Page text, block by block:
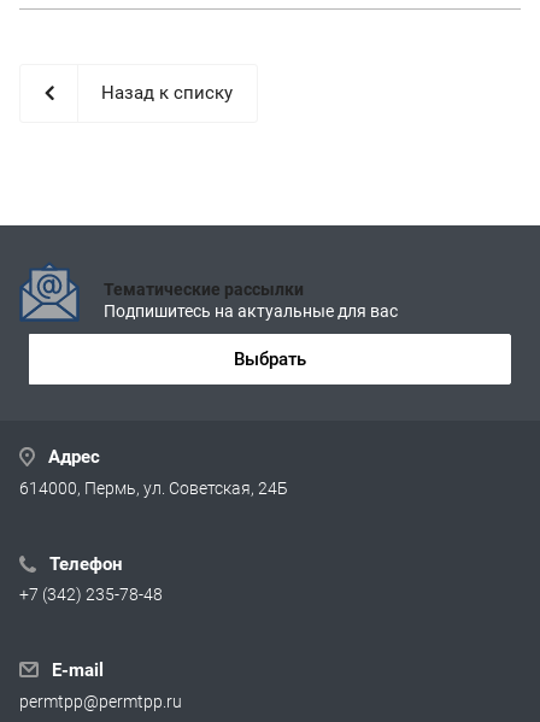
Назад к списку
Тематические рассылки
Подпишитесь на актуальные для вас
Выбрать
Адрес
614000, Пермь, ул. Советская, 24Б
Телефон
+7 (342) 235-78-48
E-mail
permtpp@permtpp.ru